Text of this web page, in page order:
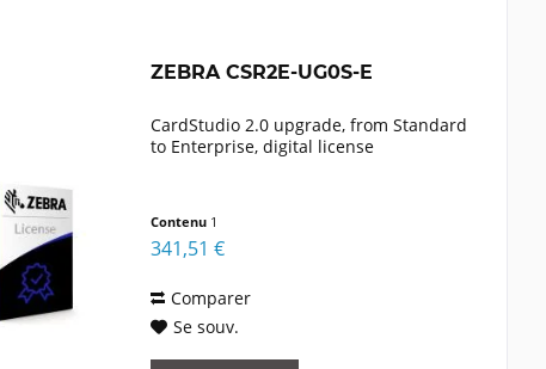
ZEBRA CSR2E-UG0S-E
CardStudio 2.0 upgrade, from Standard
to Enterprise, digital license
Contenu 1
341,51 €
Comparer
Se souv.